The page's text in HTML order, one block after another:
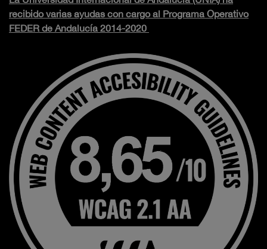
recibido varias ayudas con cargo al Programa Operativo
FEDER de Andalucía 2014-2020